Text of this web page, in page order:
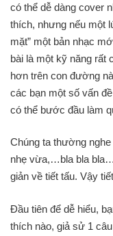
có thể dễ dàng cover
thích, nhưng nếu một
mặt” một bản nhạc
bài là một kỹ năng rất
hơn trên con đường
các bạn một số vấn
có thể bước đầu làm
Chúng ta thường
nhẹ vừa,…bla bla
giản về tiết tấu. Vậy
Đầu tiên để dễ hiểu,
thích nào, giả sử 1